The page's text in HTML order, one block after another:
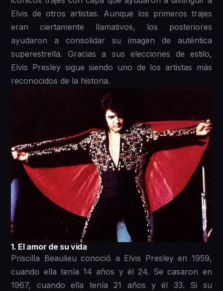
Elvis de otros artistas. Aunque los primeros trajes
eran ciertamente llamativos, los posteriores
ayudaron a consolidar su imagen de auténtica
superestrella. Gracias a sus elecciones de estilo,
Elvis Presley sigue siendo uno de los artistas más
reconocidos de la historia.
1. El amor de su vida
Priscilla Beaulieu conoció a Elvis Presley en 1959,
cuando ella tenía 14 años y él 24. Se casaron en
1967, cuando ella tenía 21 años y él 33. Si su